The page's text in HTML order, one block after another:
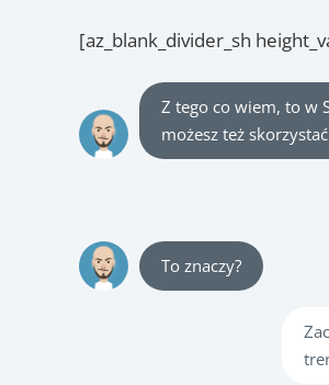
[az_blank_divider_sh
Z tego co wiem, to w
możesz też
To znaczy?